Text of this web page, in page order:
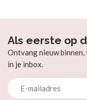
Als eerste op
Ontvang nieuw
in je inbox.